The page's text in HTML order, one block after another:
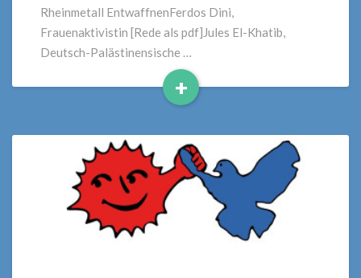
Rheinmetall EntwaffnenFerdos Dini,
Frauenaktivistin [Rede als pdf]Jules El-Khatib,
Deutsch-Palästinensische …
+
Read